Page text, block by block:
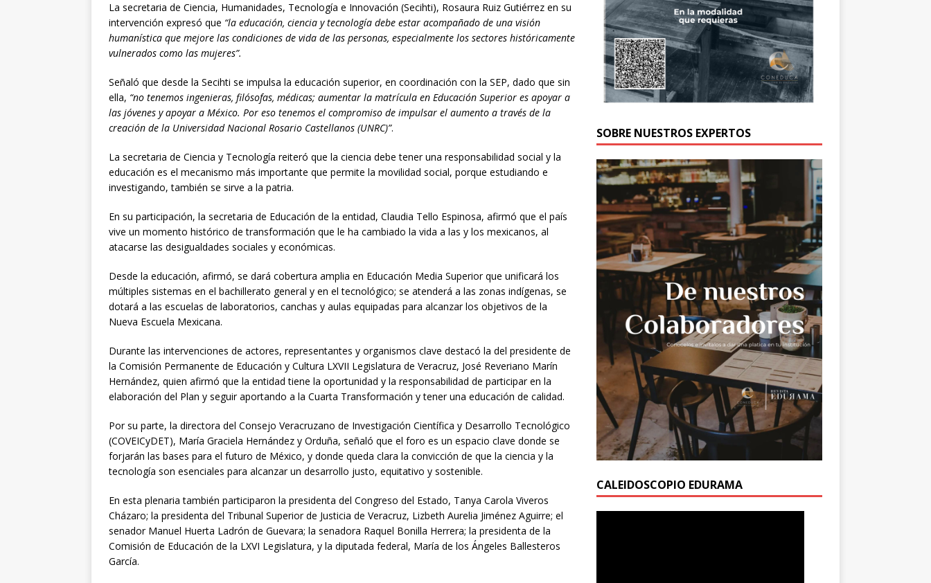
La secretaria de Ciencia, Humanidades, Tecnología e Innovación (Secihti), Rosaura Ruiz Gutiérrez en su
intervención expresó que “la educación, ciencia y tecnología debe estar acompañado de una visión
humanística que mejore las condiciones de vida de las personas, especialmente los sectores históricamente
vulnerados como las mujeres”.
Señaló que desde la Secihti se impulsa la educación superior, en coordinación con la SEP, dado que sin
ella, “no tenemos ingenieras, filósofas, médicas; aumentar la matrícula en Educación Superior es apoyar a
las jóvenes y apoyar a México. Por eso tenemos el compromiso de impulsar el aumento a través de la
creación de la Universidad Nacional Rosario Castellanos (UNRC)”.
La secretaria de Ciencia y Tecnología reiteró que la ciencia debe tener una responsabilidad social y la
educación es el mecanismo más importante que permite la movilidad social, porque estudiando e
investigando, también se sirve a la patria.
En su participación, la secretaria de Educación de la entidad, Claudia Tello Espinosa, afirmó que el país
vive un momento histórico de transformación que le ha cambiado la vida a las y los mexicanos, al
atacarse las desigualdades sociales y económicas.
Desde la educación, afirmó, se dará cobertura amplia en Educación Media Superior que unificará los
múltiples sistemas en el bachillerato general y en el tecnológico; se atenderá a las zonas indígenas, se
dotará a las escuelas de laboratorios, canchas y aulas equipadas para alcanzar los objetivos de la
Nueva Escuela Mexicana.
Durante las intervenciones de actores, representantes y organismos clave destacó la del presidente de
la Comisión Permanente de Educación y Cultura LXVII Legislatura de Veracruz, José Reveriano Marín
Hernández, quien afirmó que la entidad tiene la oportunidad y la responsabilidad de participar en la
elaboración del Plan y seguir aportando a la Cuarta Transformación y tener una educación de calidad.
Por su parte, la directora del Consejo Veracruzano de Investigación Científica y Desarrollo Tecnológico
(COVEICyDET), María Graciela Hernández y Orduña, señaló que el foro es un espacio clave donde se
forjarán las bases para el futuro de México, y donde queda clara la convicción de que la ciencia y la
tecnología son esenciales para alcanzar un desarrollo justo, equitativo y sostenible.
En esta plenaria también participaron la presidenta del Congreso del Estado, Tanya Carola Viveros
Cházaro; la presidenta del Tribunal Superior de Justicia de Veracruz, Lizbeth Aurelia Jiménez Aguirre; el
senador Manuel Huerta Ladrón de Guevara; la senadora Raquel Bonilla Herrera; la presidenta de la
Comisión de Educación de la LXVI Legislatura, y la diputada federal, María de los Ángeles Ballesteros
García.
SOBRE NUESTROS EXPERTOS
CALEIDOSCOPIO EDURAMA